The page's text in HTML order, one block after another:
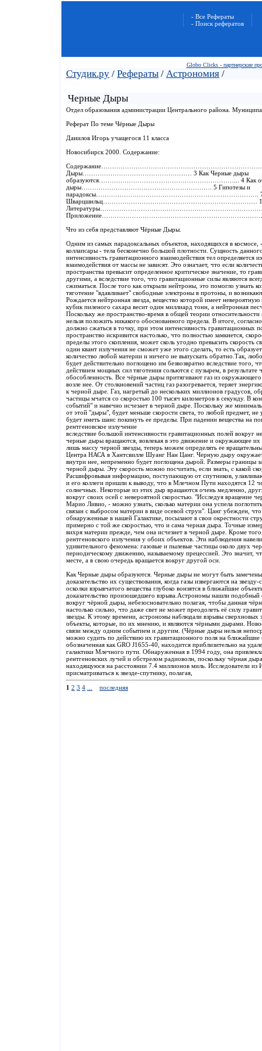
- Все Рефераты
- Поиск рефератов
Globo Clicks - партнерские
Студик.ру / Рефераты / Астрономия /
Черные Дыры
Отдел образования администрации Центрального района.
Реферат По теме Чёрные Дыры
Данилов Игорь учащегося 11 класса
Новосибирск 2000. Содержание:
Содержание………………………………………………………………………………
Дыры…………………………………………… 3 Как Черные дыры
образуются………………………………………………………... 4 Как
дыры……………………………………………………. 5 Гипотезы и
парадоксы…………………………………………………………………. 7
Шварцшильц……………………………………………………………… 10
Что из себя представляют Чёрные Дыры.
Одним из самых парадоксальных объектов, находящихся в
коллапсары - тела бесконечно большой плотности. Сущность
интенсивность гравитационного взаимодействия тел определяется
взаимодействия от массы не зависят. Это означает, что если
пространства превысит определенное критическое значение, то
другими, а вследствие того, что гравитационные силы являются
сжиматься. После того как открыли нейтроны, это помогло узнать
тяготение "вдавливает" свободные электроны в протоны, и
Рождается нейтронная звезда, вещество которой имеет
кубик пиленого сахара весит один миллиард тонн, а нейтронная
Поскольку же пространство-время в общей теории
нельзя положить никакого обоснованного предела. В итоге,
должно сжаться в точку, при этом интенсивность гравитационных
пространство искривится настолько, что полностью замкнется,
пределы этого скопления, может сколь угодно превысить скорость
один квант излучения не сможет уже этого сделать, то есть
количество любой материи и ничего не выпускать обратно.Так,
будет действительно поглощено им безвозвратно вследствие того,
действием мощных сил тяготения сольются с пузырем, в результате
обособленность. Все чёрные дыры притягивают газ из окружающего
возле нее. От столкновений частиц газ разогревается, теряет
к черной дыре. Газ, нагретый до нескольких миллионов градусов,
частицы мчатся со скоростью 100 тысяч километров в секунду. В
событий" и навечно исчезает в черной дыре. Поскольку же
от этой "дыры", будет меньше скорости света, то любой предмет, не
будет иметь шанс покинуть ее пределы. При падении вещества на
рентгеновское излучение
вследствие большой интенсивности гравитационных полей вокруг
черные дыры вращаются, вовлекая в это движение и окружающее
лишь массу черной звезды, теперь можем определять ее
Центра НАСА в Хантсвилле Шуанг Нан Цанг. Черную дыру окружает
внутри нее, непременно будет поглощена дырой. Размеры границы
черной дыры. Эту скорость можно посчитать, если знать, с какой
Расшифровывая информацию, поступающую от спутников,
и его коллеги пришли к выводу, что в Млечном Пути находятся 12
солнечных. Некоторые из этих дыр вращаются очень медленно,
вокруг своих осей с невероятной скоростью. "Исследуя вращение
Марио Ливио, - можно узнать, сколько материи она успела
связан с выбросом материи в виде осевой струи". Цанг убежден,
обнаруженные в нашей Галактике, посылают в свои окрестности
примерно с той же скоростью, что и сама черная дыра. Точные
вихря материи прежде, чем она исчезнет в черной дыре. Кроме
рентгеновского излучения у обоих объектов. Эти наблюдения
удивительного феномена: газовые и пылевые частицы около двух
периодическому движению, называемому прецессией. Это значит,
месте, а в свою очередь вращается вокруг другой оси.
Как Черные дыры образуются. Черные дыры не могут быть
доказательство их существования, когда газы извергаются на
осколки взрывчатого вещества глубоко вонзятся в ближайшие
доказательство произошедшего взрыва.Астрономы нашли подобный
вокруг чёрной дыры, небезосновательно полагая, чтобы данная
настолько сильно, что даже свет не может преодолеть её силу
звезды. К этому времени, астрономы наблюдали взрывы сверхновых
объекты, которые, по их мнению, и являются чёрными дырами. Новое
связи между одним событием и другим. (Чёрные дыры нельзя
можно судить по действию их гравитационного поля на ближайшие
обозначенная как GRO J1655-40, находится приблизительно на
галактики Млечного пути. Обнаруженная в 1994 году, она
рентгеновских лучей и обстрелом радиоволн, поскольку чёрная
находящуюся на расстоянии 7.4 миллионов миль. Исследователи
присматриваться к звезде-спутнику, полагая,
1 2 3 4 последняя